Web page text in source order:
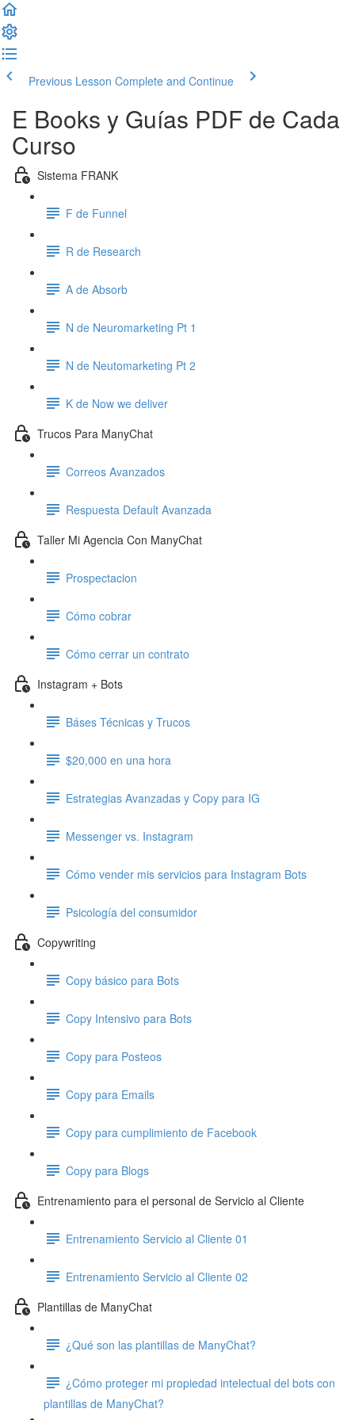
Previous Lesson Complete and Continue
E Books y Guías PDF de Cada
Curso
Sistema FRANK
F de Funnel
R de Research
A de Absorb
N de Neuromarketing Pt 1
N de Neutomarketing Pt 2
K de Now we deliver
Trucos Para ManyChat
Correos Avanzados
Respuesta Default Avanzada
Taller Mi Agencia Con ManyChat
Prospectacion
Cómo cobrar
Cómo cerrar un contrato
Instagram + Bots
Báses Técnicas y Trucos
$20,000 en una hora
Estrategias Avanzadas y Copy para IG
Messenger vs. Instagram
Cómo vender mis servicios para Instagram Bots
Psicología del consumidor
Copywriting
Copy básico para Bots
Copy Intensivo para Bots
Copy para Posteos
Copy para Emails
Copy para cumplimiento de Facebook
Copy para Blogs
Entrenamiento para el personal de Servicio al Cliente
Entrenamiento Servicio al Cliente 01
Entrenamiento Servicio al Cliente 02
Plantillas de ManyChat
¿Qué son las plantillas de ManyChat?
¿Cómo proteger mi propiedad intelectual del bots con
plantillas de ManyChat?